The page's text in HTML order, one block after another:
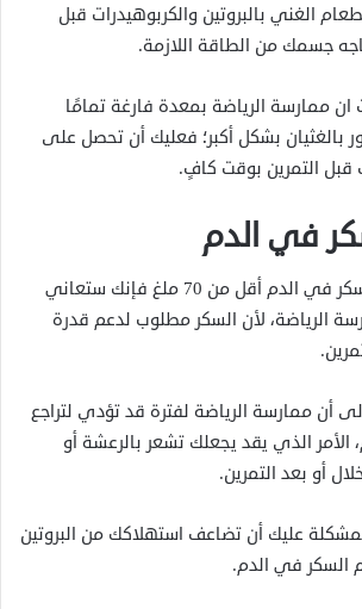
الغني بالبروتين والكربوهيدرات قبل
جسمك من الطاقة اللازمة.
ممارسة الرياضة بمعدة فارغة تمامًا
بالغثيان بشكل أكبر؛ فعليك أن تحصل على
التمرين بوقت كافٍ.
في الدم
عندما يكون معدل السكر في الدم أقل من 70 ملغ فإنك ستعاني
الرياضة، لأن السكر مطلوب لدعم قدرة
أن ممارسة الرياضة لفترة قد تؤدي لتراجع
الذي يقد يجعلك تشعر بالرعشة أو
أو بعد التمرين.
عليك أن تضاعف استهلاكك من البروتين
السكر في الدم.